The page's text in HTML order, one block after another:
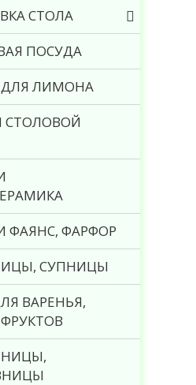
СТОЛА
ПОСУДА
ЛИМОНА
СТОЛОВОЙ
ФАЯНС, ФАРФОР
СУПНИЦЫ
ВАРЕНЬЯ,